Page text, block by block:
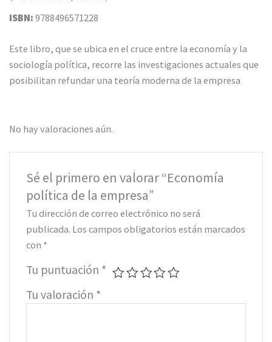
ISBN: 9788496571228
Este libro, que se ubica en el cruce entre la economía y la
sociología política, recorre las investigaciones actuales que
posibilitan refundar una teoría moderna de la empresa
No hay valoraciones aún.
Sé el primero en valorar “Economía
política de la empresa”
Tu dirección de correo electrónico no será
publicada. Los campos obligatorios están marcados
con *
Tu puntuación *
Tu valoración *